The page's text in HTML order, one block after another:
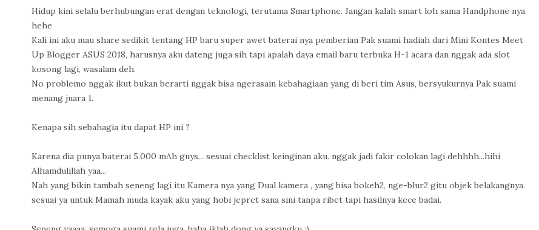
Hidup kini selalu berhubungan erat dengan teknologi, terutama Smartphone. Jangan kalah smart loh sama Handphone nya.
hehe
Kali ini aku mau share sedikit tentang HP baru super awet baterai nya pemberian Pak suami hadiah dari Mini Kontes Meet
Up Blogger ASUS 2018, harusnya aku dateng juga sih tapi apalah daya email baru terbuka H-1 acara dan nggak ada slot
kosong lagi, wasalam deh.
No problemo nggak ikut bukan berarti nggak bisa ngerasain kebahagiaan yang di beri tim Asus, bersyukurnya Pak suami
menang juara 1.
Kenapa sih sebahagia itu dapat HP ini ?
Karena dia punya baterai 5.000 mAh guys... sesuai checklist keinginan aku. nggak jadi fakir colokan lagi dehhhh...hihi
Alhamdulillah yaa...
Nah yang bikin tambah seneng lagi itu Kamera nya yang Dual kamera , yang bisa bokeh2, nge-blur2 gitu objek belakangnya.
sesuai ya untuk Mamah muda kayak aku yang hobi jepret sana sini tanpa ribet tapi hasilnya kece badai.